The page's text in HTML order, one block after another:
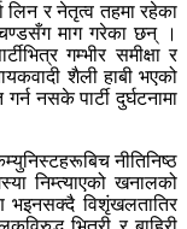
लिन र नेतृत्व तहमा रहेका
माग गरेका छन् ।
गम्भीर समीक्षा र
शैली हाबी भएको
नसके पार्टी दुर्घटनामा
नीतिनिष्ठ
निम्त्याएको खनालको
भइनसक्दै विशृंखलतातिर